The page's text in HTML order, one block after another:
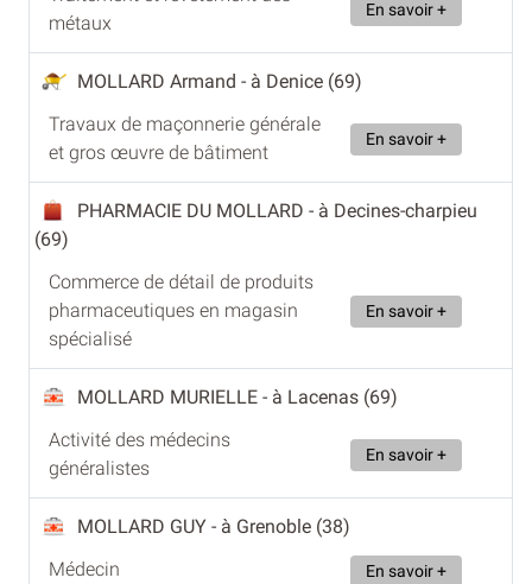
métaux
En savoir +
MOLLARD Armand - à Denice (69)
Travaux de maçonnerie générale
et gros œuvre de bâtiment
En savoir +
PHARMACIE DU MOLLARD - à Decines-charpieu
(69)
Commerce de détail de produits
pharmaceutiques en magasin
spécialisé
En savoir +
MOLLARD MURIELLE - à Lacenas (69)
Activité des médecins
généralistes
En savoir +
MOLLARD GUY - à Grenoble (38)
Médecin
En savoir +